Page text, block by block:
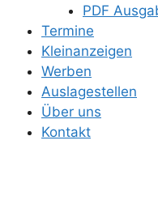
PDF
Termine
Kleinanzeigen
Werben
Auslagestellen
Über uns
Kontakt